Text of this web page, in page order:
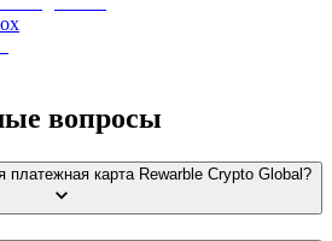
вопросы
платежная карта Rewarble Crypto Global?